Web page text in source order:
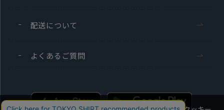
配送について
よくあるご質問